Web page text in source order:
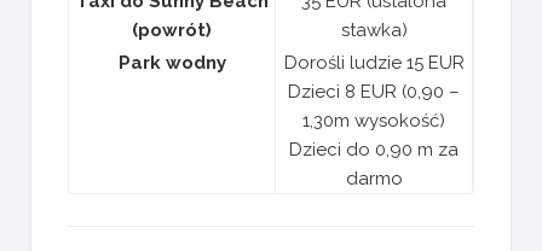
(powrót)
stawka)
Park wodny
Dorośli ludzie 15 EUR
Dzieci 8 EUR (0,90 –
1,30m wysokość)
Dzieci do 0,90 m za
darmo